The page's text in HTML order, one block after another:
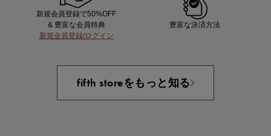
新規会員登録で50%OFF
& 豊富な会員特典
新規会員登録/ログイン
豊富な決済方法
fifth storeをもっと知る